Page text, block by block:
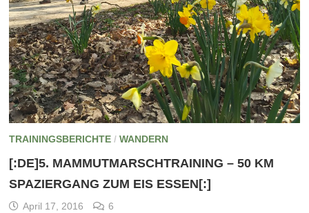
TRAININGSBERICHTE/ WANDERN
[:DE]5. MAMMUTMARSCHTRAINING – 50 KM
SPAZIERGANG ZUM EIS ESSEN[:]
April 17, 2016 6